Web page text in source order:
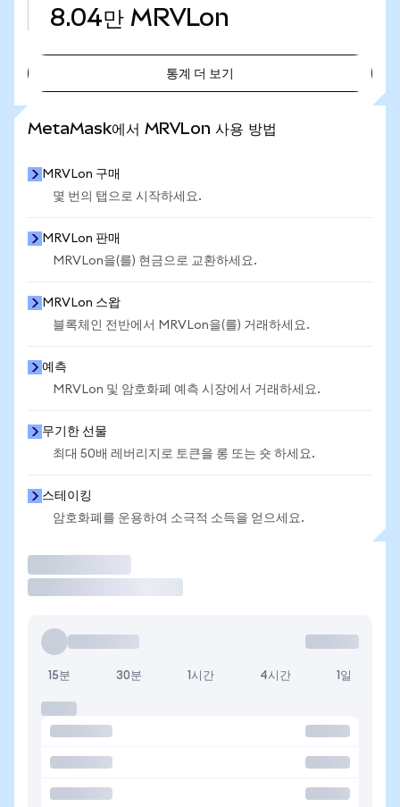
8.04만 MRVLon
통계 더 보기
MetaMask에서 MRVLon 사용 방법
MRVLon 구매
몇 번의 탭으로 시작하세요.
MRVLon 판매
MRVLon을(를) 현금으로 교환하세요.
MRVLon 스왑
블록체인 전반에서 MRVLon을(를) 거래하세요.
예측
MRVLon 및 암호화폐 예측 시장에서 거래하세요.
무기한 선물
최대 50배 레버리지로 토큰을 롱 또는 숏 하세요.
스테이킹
암호화폐를 운용하여 소극적 소득을 얻으세요.
15분 30분 1시간 4시간 1일